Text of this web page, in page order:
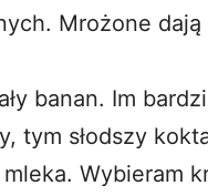
Mrożone dają
banan. Im
tym słodszy
mleka. Wybieram